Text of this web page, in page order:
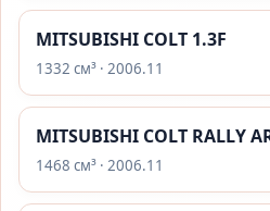
MITSUBISHI COLT 1.3F
1332 см³ · 2006.11
MITSUBISHI COLT RALLY
1468 см³ · 2006.11